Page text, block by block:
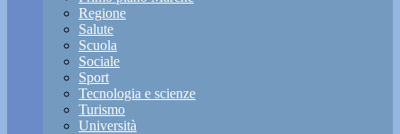
Regione
Salute
Scuola
Sociale
Sport
Tecnologia e scienze
Turismo
Università